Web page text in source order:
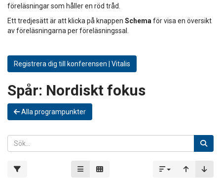
föreläsningar som håller en röd tråd.
Ett tredjesätt är att klicka på knappen Schema för visa en översikt
av föreläsningarna per föreläsningssal.
Registrera dig till konferensen | Vitalis
Spår: Nordiskt fokus
Alla programpunkter